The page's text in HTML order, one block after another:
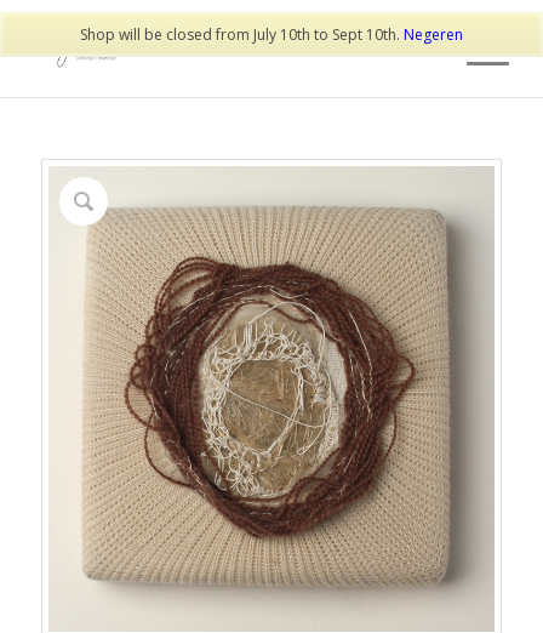
Shop will be closed from July 10th to Sept 10th. Negeren